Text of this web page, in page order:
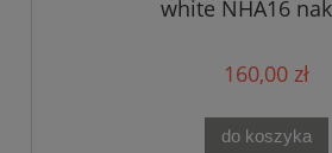
white NHA16
160,00 zł
do koszyka